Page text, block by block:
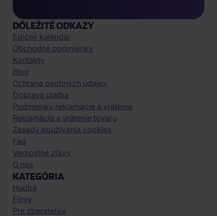
DÔLEŽITÉ ODKAZY
Edičný kalendár
Obchodné podmienky
Kontakty
Blog
Ochrana osobných údajov
Doprava platba
Podmienky reklamácie a vrátenia
Reklamácia a vrátenie tovaru
Zásady používania cookies
Faq
Vernostné zľavy
O nás
KATEGÓRIA
Hudba
Filmy
Pre zberateľov